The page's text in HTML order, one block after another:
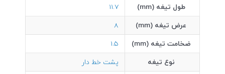
طول تیغه (mm)
11.7
عرض تیغه (mm)
8
ضخامت تیغه (mm)
1.5
نوع تیغه
پشت خط دار